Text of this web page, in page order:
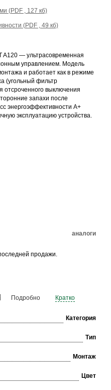
(PDF , 127 кб)
(PDF , 49 кб)
A120 — ультрасовременная
управлением. Модель
и работает как в режиме
(угольный фильтр
отсроченного выключения
запахи после
энергоэффективности A+
эксплуатацию устройства.
аналоги
продажи.
Подробно Кратко
Категория
Тип
Монтаж
Цвет